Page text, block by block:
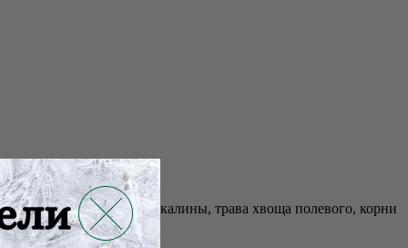
лугового. Плоды калины, трава хвоща полевого, корни